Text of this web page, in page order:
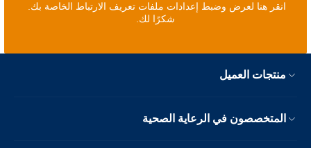
انقر هنا لعرض وضبط إعدادات ملفات تعريف الارتباط الخاصة بك.
شكرًا لك.
منتجات العميل
المتخصصون في الرعاية الصحية